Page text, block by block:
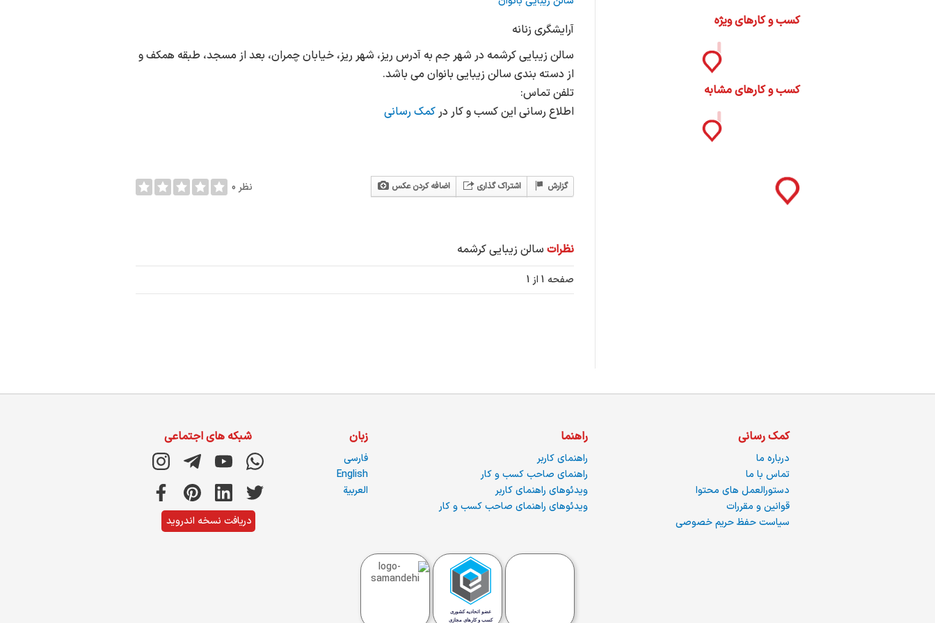
آرایشگری زنانه
سالن زیبایی کرشمه در شهر جم به آدرس ریز، شهر ریز، خیابان چمران، بعد از مسجد، طبقه همکف و
از دسته بندی سالن زیبایی بانوان می باشد.
تلفن تماس:
اطلاع رسانی این کسب و کار درکمک رسانی
اضافه کردن عکس اشتراک گذاری گزارش 0 نظر
نظرات سالن زیبایی کرشمه
صفحه 1 از 1
کسب و کارهای ویژه
کسب و کارهای مشابه
کمک رسانی
درباره ما
تماس با ما
دستورالعمل های محتوا
قوانین و مقررات
سیاست حفظ حریم خصوصی
راهنما
راهنمای کاربر
راهنمای صاحب کسب و کار
ویدئوهای راهنمای کاربر
ویدئوهای راهنمای صاحب کسب و کار
زبان
فارسی
English
العربية
شبکه های اجتماعی
دریافت نسخه اندروید